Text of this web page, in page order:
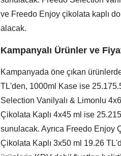
ve Freedo Enjoy çikolata kaplı
alacak.
Kampanyalı Ürünler ve
Kampanyada öne çıkan
TL'den, 1000ml Kase ise
Selection Vanilyalı & Limonlu
Çikolata Kaplı 4x45 ml ise
sunulacak. Ayrıca Freedo Enjoy
Çikolata Kaplı 3x50 ml 19.26